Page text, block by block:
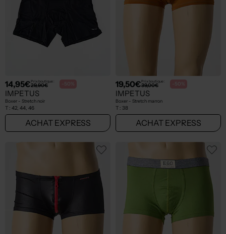
14,95€Prix boutique :
29,90€ -50%
IMPETUS
Boxer - Stretch noir
T : 42, 44, 46
ACHAT EXPRESS
19,50€Prix boutique :
39,00€ -50%
IMPETUS
Boxer - Stretch marron
T : 38
ACHAT EXPRESS